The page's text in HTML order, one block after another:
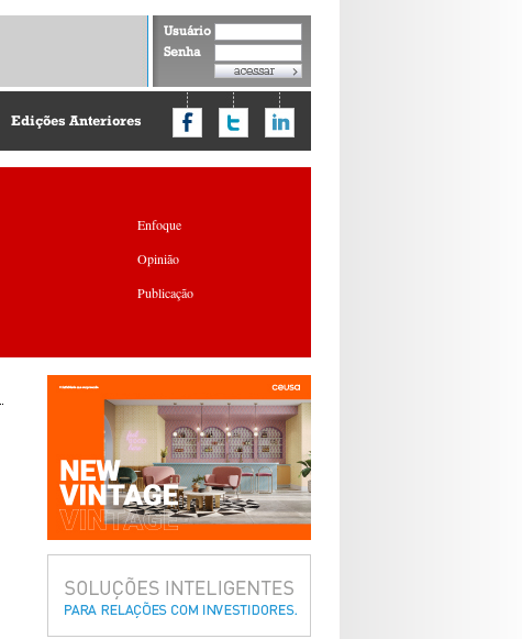
Usuário
Senha
Edições Anteriores
Enfoque
Opinião
Publicação